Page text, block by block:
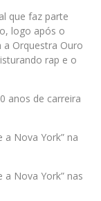
que faz parte
logo após o
a Orquestra Ouro
rap e o
anos de carreira
Nova York” na
Nova York” nas